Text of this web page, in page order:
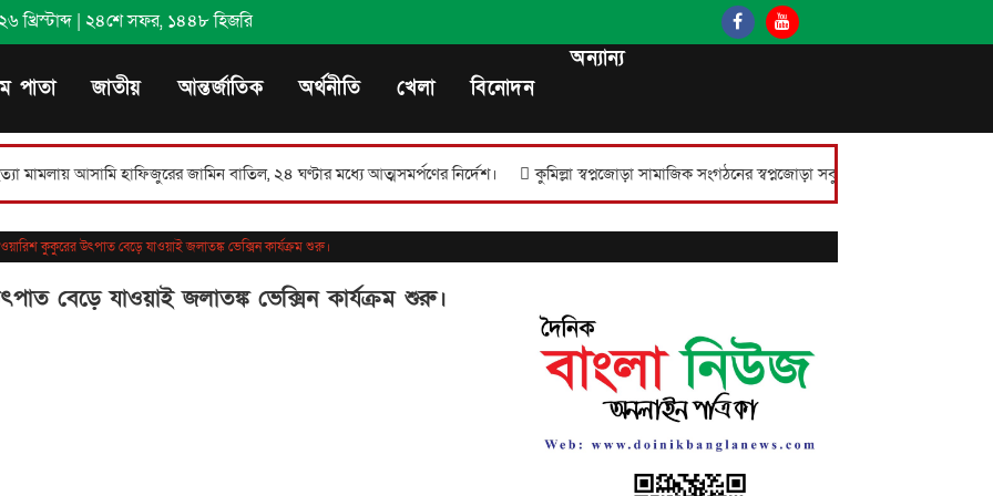
| ২৪শে সফর, ১৪৪৮ হিজরি
পাতা জাতীয় আন্তর্জাতিক অর্থনীতি খেলা বিনোদন
অন্যান্য
হাফিজুরের জামিন বাতিল, ২৪ ঘণ্টার মধ্যে আত্মসমর্পণের নির্দেশ। কুমিল্লা স্বপ্নজোড়া সামাজিক সংগঠনের স্বপ্নজোড়া সবুজায়ন প্রতিযোগিতার পুরস্কার বিতরণ।
কুকুরের উৎপাত বেড়ে যাওয়াই জলাতঙ্ক ভেক্সিন কার্যক্রম শুরু।
বেড়ে যাওয়াই জলাতঙ্ক ভেক্সিন কার্যক্রম শুরু।